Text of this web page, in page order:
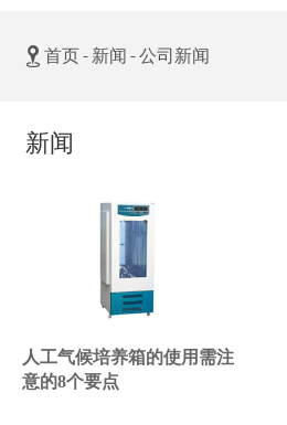
 首页 - 新闻 -公司新闻
新闻
人工气候培养箱的使用需注
意的8个要点